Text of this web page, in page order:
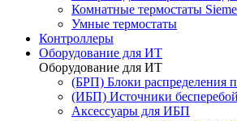
Комнатные термостаты
Умные термостаты
Контроллеры
Оборудование для ИТ
Оборудование для ИТ
(БРП) Блоки распределения
(ИБП) Источники
Аксессуары для ИБП